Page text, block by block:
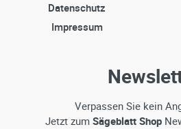
Datenschutz
Impressum
Verpassen Sie kein
Jetzt zum Sägeblatt Shop